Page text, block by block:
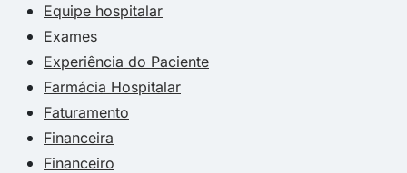
Equipe hospitalar
Exames
Experiência do Paciente
Farmácia Hospitalar
Faturamento
Financeira
Financeiro